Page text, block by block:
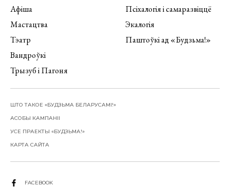
Афіша
Мастацтва
Тэатр
Вандроўкі
Трызуб і Пагоня
Псіхалогія і самаразвіццё
Экалогія
Паштоўкі ад «Будзьма!»
ШТО ТАКОЕ «БУДЗЬМА БЕЛАРУСАМІ!»
АСОБЫ КАМПАНІІ
УСЕ ПРАЕКТЫ «БУДЗЬМА!»
КАРТА САЙТА
FACEBOOK